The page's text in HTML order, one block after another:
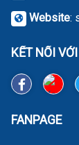
Website:
KẾT NỐI
FANPAGE